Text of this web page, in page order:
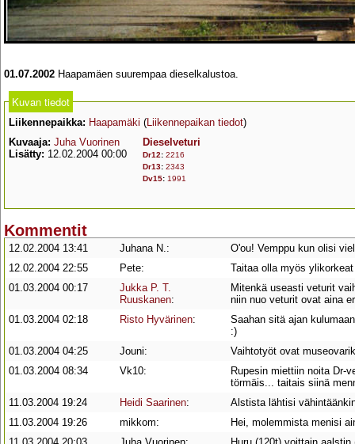
01.07.2002 Haapamäen suurempaa dieselkalustoa.
Kuvan tiedot
Liikennepaikka: Haapamäki (Liikennepaikan tiedot)
Kuvaaja: Juha Vuorinen
Lisätty: 12.02.2004 00:00
Dieselveturi
Dr12: 2216
Dr13: 2343
Dv15: 1991
Kommentit
12.02.2004 13:41 Juhana N.:
O'ou! Vemppu kun olisi
12.02.2004 22:55
Pete:
Taitaa olla myös
01.03.2004 00:17
Jukka P. T.
Ruuskanen:
Mitenkä useasti veturit
niin nuo veturit ovat aina
01.03.2004 02:18
Risto Hyvärinen:
Saahan sitä ajan
:)
01.03.2004 04:25
Jouni:
Vaihtotyöt ovat
01.03.2004 08:34
Vk10:
Rupesin miettiin noita Dr-
törmäis... taitais siinä
11.03.2004 19:24
Heidi Saarinen:
Alstista lähtisi
11.03.2004 19:26
mikkom:
Hei, molemmista menisi